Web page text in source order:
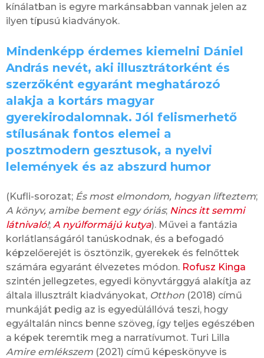
kínálatban is egyre markánsabban vannak jelen az
ilyen típusú kiadványok.
Mindenképp érdemes kiemelni Dániel
András nevét, aki illusztrátorként és
szerzőként egyaránt meghatározó
alakja a kortárs magyar
gyerekirodalomnak. Jól felismerhető
stílusának fontos elemei a
posztmodern gesztusok, a nyelvi
lelemények és az abszurd humor
(Kufli-sorozat; És most elmondom, hogyan lifteztem;
A könyv, amibe bement egy óriás; Nincs itt semmi
látnivaló!; A nyúlformájú kutya). Művei a fantázia
korlátlanságáról tanúskodnak, és a befogadó
képzelőerejét is ösztönzik, gyerekek és felnőttek
számára egyaránt élvezetes módon. Rofusz Kinga
szintén jellegzetes, egyedi könyvtárggyá alakítja az
általa illusztrált kiadványokat, Otthon (2018) című
munkáját pedig az is egyedülállóvá teszi, hogy
egyáltalán nincs benne szöveg, így teljes egészében
a képek teremtik meg a narratívumot. Turi Lilla
Amire emlékszem (2021) című képeskönyve is